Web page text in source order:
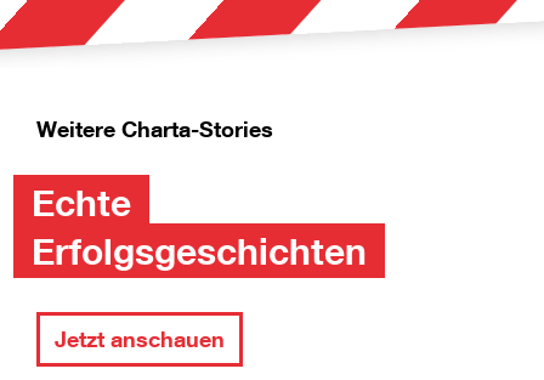
Weitere Charta-Stories
Echte
Erfolgsgeschichten
Jetzt anschauen